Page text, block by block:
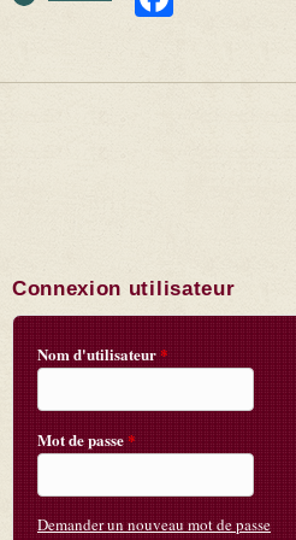
Connexion utilisateur
Nom d'utilisateur*
Mot de passe*
Demander un nouveau mot de passe